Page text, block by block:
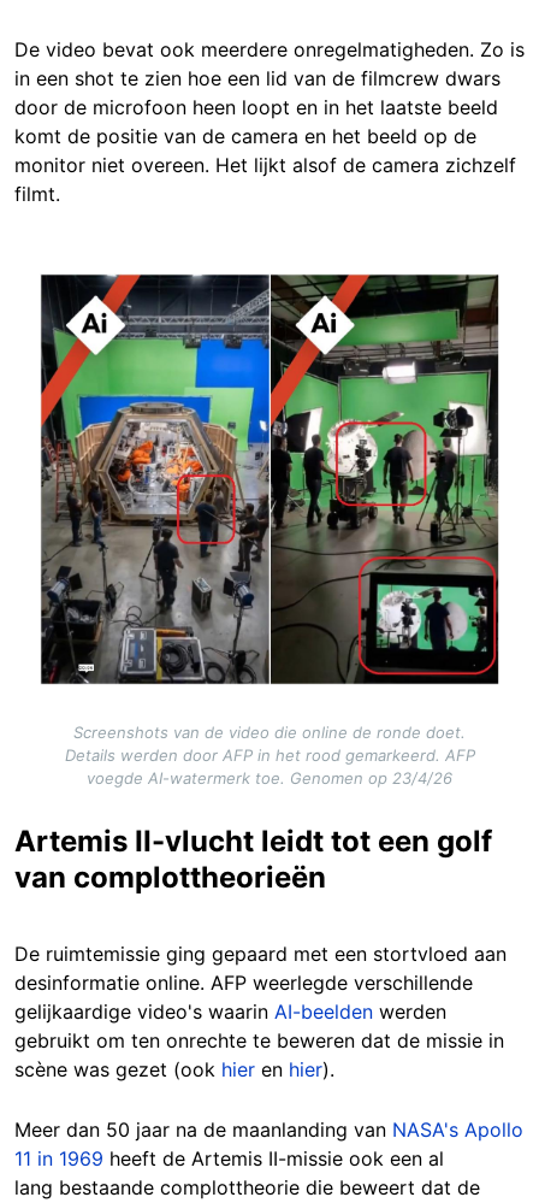
De video bevat ook meerdere onregelmatigheden. Zo is
in een shot te zien hoe een lid van de filmcrew dwars
door de microfoon heen loopt en in het laatste beeld
komt de positie van de camera en het beeld op de
monitor niet overeen. Het lijkt alsof de camera zichzelf
filmt.
Image
Screenshots van de video die online de ronde doet.
Details werden door AFP in het rood gemarkeerd. AFP
voegde AI-watermerk toe. Genomen op 23/4/26
Artemis II-vlucht leidt tot een golf
van complottheorieën
De ruimtemissie ging gepaard met een stortvloed aan
desinformatie online. AFP weerlegde verschillende
gelijkaardige video's waarin AI-beelden werden
gebruikt om ten onrechte te beweren dat de missie in
scène was gezet (ook hier en hier).
Meer dan 50 jaar na de maanlanding van NASA's Apollo
11 in 1969 heeft de Artemis II-missie ook een al
lang bestaande complottheorie die beweert dat de